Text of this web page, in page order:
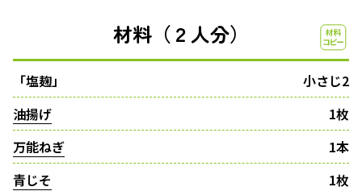
材料（２人分）
「塩麹」
小さじ2
油揚げ
1枚
万能ねぎ
1本
青じそ
1枚